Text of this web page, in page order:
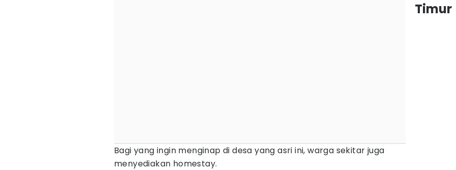
Bagi yang ingin menginap di desa yang asri ini, warga sekitar juga
menyediakan homestay.
Timur